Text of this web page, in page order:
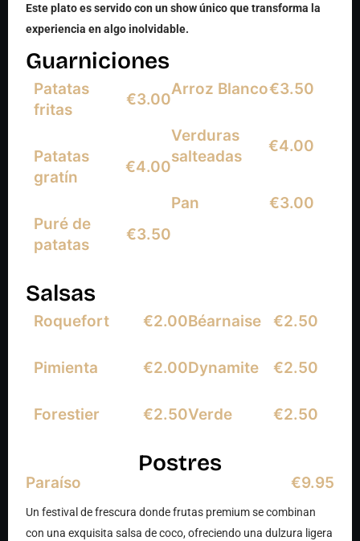
Este plato es servido con un show único que transforma la
experiencia en algo inolvidable.
Guarniciones
Patatas
fritas
€3.00
Patatas
gratín
€4.00
Puré de
patatas
€3.50
Arroz Blanco€3.50
Verduras
salteadas
€4.00
Pan €3.00
Salsas
Roquefort €2.00
Pimienta €2.00
Forestier €2.50
Béarnaise €2.50
Dynamite €2.50
Verde €2.50
Postres
Paraíso €9.95
Un festival de frescura donde frutas premium se combinan
con una exquisita salsa de coco, ofreciendo una dulzura ligera